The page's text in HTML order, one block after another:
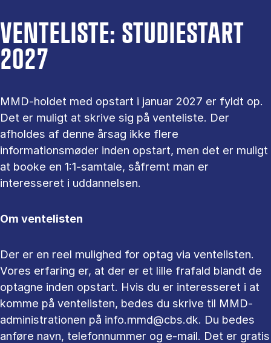
VENTELISTE: STUDIESTART
2027
MMD-holdet med opstart i januar 2027 er fyldt op.
Det er muligt at skrive sig på venteliste. Der
afholdes af denne årsag ikke flere
informationsmøder inden opstart, men det er muligt
at booke en 1:1-samtale, såfremt man er
interesseret i uddannelsen.
Om ventelisten
Der er en reel mulighed for optag via ventelisten.
Vores erfaring er, at der er et lille frafald blandt de
optagne inden opstart. Hvis du er interesseret i at
komme på ventelisten, bedes du skrive til MMD-
administrationen på info.mmd@cbs.dk. Du bedes
anføre navn, telefonnummer og e-mail. Det er gratis